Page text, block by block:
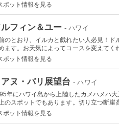
ポット情報を見る
ルフィン＆ユー - ハワイ
のとおり、イルカと戯れたい人必見！
ます。お天気によってコースを変えてく
ポット情報を見る
アヌ・バリ展望台 - ハワイ
年にハワイ島から上陸したカメハメハ
のスポットでもあります。切り立つ断崖
ポット情報を見る